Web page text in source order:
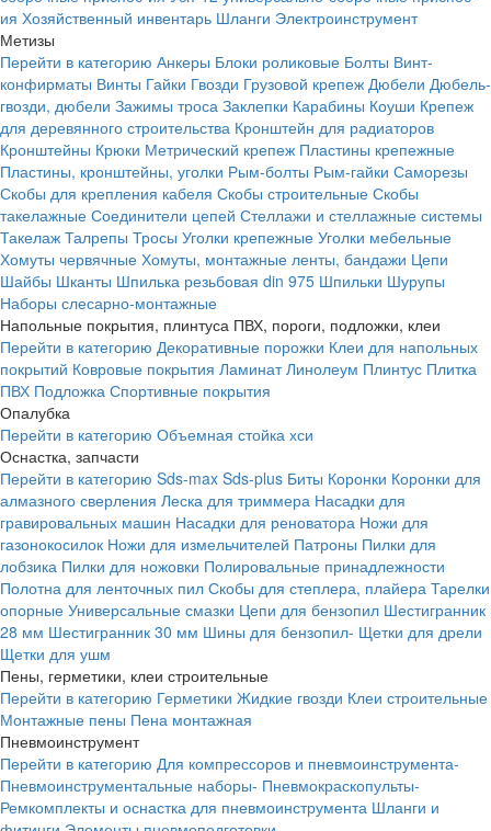
ия Хозяйственный инвентарь Шланги Электроинструмент
Метизы
Перейти в категорию Анкеры Блоки роликовые Болты Винт-
конфирматы Винты Гайки Гвозди Грузовой крепеж Дюбели Дюбель-
гвозди, дюбели Зажимы троса Заклепки Карабины Коуши Крепеж
для деревянного строительства Кронштейн для радиаторов
Кронштейны Крюки Метрический крепеж Пластины крепежные
Пластины, кронштейны, уголки Рым-болты Рым-гайки Саморезы
Скобы для крепления кабеля Скобы строительные Скобы
такелажные Соединители цепей Стеллажи и стеллажные системы
Такелаж Талрепы Тросы Уголки крепежные Уголки мебельные
Хомуты червячные Хомуты, монтажные ленты, бандажи Цепи
Шайбы Шканты Шпилька резьбовая din 975 Шпильки Шурупы
Наборы слесарно-монтажные
Напольные покрытия, плинтуса ПВХ, пороги, подложки, клеи
Перейти в категорию Декоративные порожки Клеи для напольных
покрытий Ковровые покрытия Ламинат Линолеум Плинтус Плитка
ПВХ Подложка Спортивные покрытия
Опалубка
Перейти в категорию Объемная стойка хси
Оснастка, запчасти
Перейти в категорию Sds-max Sds-plus Биты Коронки Коронки для
алмазного сверления Леска для триммера Насадки для
гравировальных машин Насадки для реноватора Ножи для
газонокосилок Ножи для измельчителей Патроны Пилки для
лобзика Пилки для ножовки Полировальные принадлежности
Полотна для ленточных пил Скобы для степлера, плайера Тарелки
опорные Универсальные смазки Цепи для бензопил Шестигранник
28 мм Шестигранник 30 мм Шины для бензопил- Щетки для дрели
Щетки для ушм
Пены, герметики, клеи строительные
Перейти в категорию Герметики Жидкие гвозди Клеи строительные
Монтажные пены Пена монтажная
Пневмоинструмент
Перейти в категорию Для компрессоров и пневмоинструмента-
Пневмоинструментальные наборы- Пневмокраскопульты-
Ремкомплекты и оснастка для пневмоинструмента Шланги и